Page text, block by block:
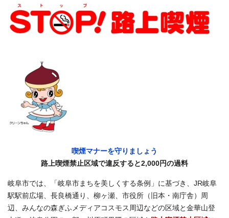
喫煙マナーを守りましょう
路上喫煙禁止区域で違反すると2,000円の過料
岐阜市では、「岐阜市まちを美しくする条例」に基づき、JR岐阜
駅駅前広場、長良橋通り、柳ヶ瀬、市役所（旧本・南庁舎）周
辺、みんなの森ぎふメディアコスモス周辺などの区域と金華山登